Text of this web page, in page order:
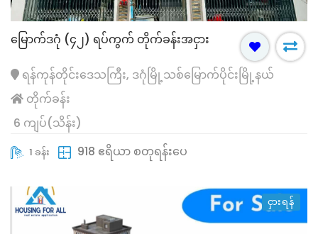
မြောက်ဒဂုံ (၄၂) ရပ်ကွက် တိုက်ခန်းအငှား
ရန်ကုန်တိုင်းဒေသကြီး, ဒဂုံမြို့သစ်မြောက်ပိုင်းမြို့နယ်
တိုက်ခန်း
6 ကျပ်(သိန်း)
1 ခန်း 918 ဧရိယာ စတုရန်းပေ
ငှားရန်